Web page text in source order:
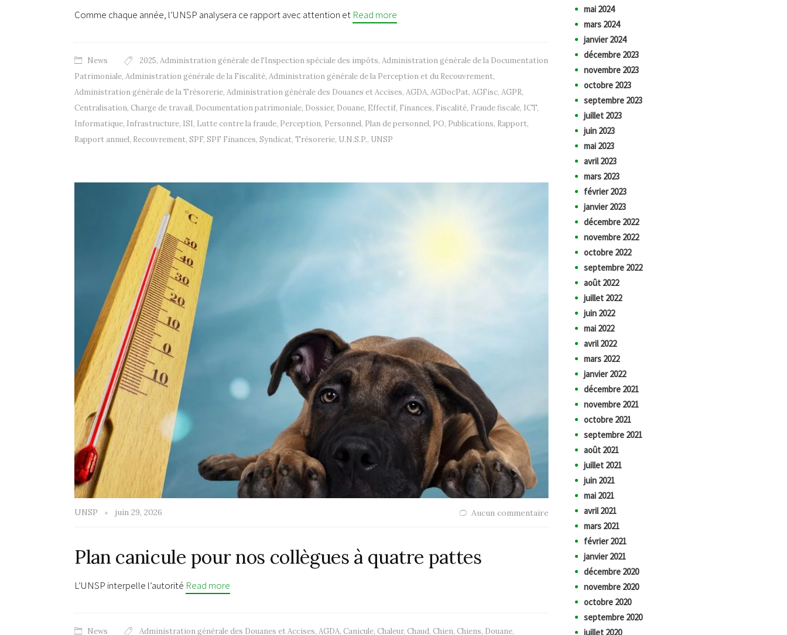
Comme chaque année, l’UNSP analysera ce rapport avec attention et Read more
News 2025, Administration générale de l'Inspection spéciale des impôts, Administration générale de la Documentation
Patrimoniale, Administration générale de la Fiscalité, Administration générale de la Perception et du Recouvrement,
Administration générale de la Trésorerie, Administration générale des Douanes et Accises, AGDA, AGDocPat, AGFisc, AGPR,
Centralisation, Charge de travail, Documentation patrimoniale, Dossier, Douane, Effectif, Finances, Fiscalité, Fraude fiscale, ICT,
Informatique, Infrastructure, ISI, Lutte contre la fraude, Perception, Personnel, Plan de personnel, PO, Publications, Rapport,
Rapport annuel, Recouvrement, SPF, SPF Finances, Syndicat, Trésorerie, U.N.S.P., UNSP
UNSP juin 29, 2026 Aucun commentaire
Plan canicule pour nos collègues à quatre pattes
L’UNSP interpelle l’autorité Read more
News Administration générale des Douanes et Accises, AGDA, Canicule, Chaleur, Chaud, Chien, Chiens, Douane,
mai 2024
mars 2024
janvier 2024
décembre 2023
novembre 2023
octobre 2023
septembre 2023
juillet 2023
juin 2023
mai 2023
avril 2023
mars 2023
février 2023
janvier 2023
décembre 2022
novembre 2022
octobre 2022
septembre 2022
août 2022
juillet 2022
juin 2022
mai 2022
avril 2022
mars 2022
janvier 2022
décembre 2021
novembre 2021
octobre 2021
septembre 2021
août 2021
juillet 2021
juin 2021
mai 2021
avril 2021
mars 2021
février 2021
janvier 2021
décembre 2020
novembre 2020
octobre 2020
septembre 2020
juillet 2020